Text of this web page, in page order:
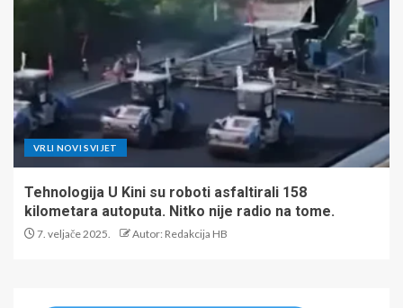
VRLI NOVI SVIJET
Tehnologija U Kini su roboti asfaltirali 158
kilometara autoputa. Nitko nije radio na tome.
7. veljače 2025. Autor: Redakcija HB